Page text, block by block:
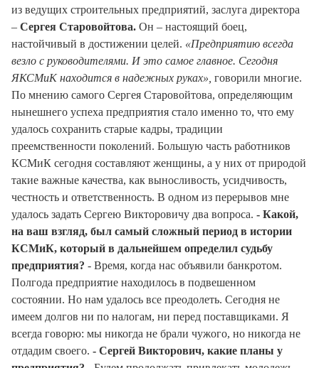
из ведущих строительных предприятий, заслуга директора
– Сергея Старовойтова. Он – настоящий боец,
настойчивый в достижении целей. «Предприятию всегда
везло с руководителями. И это самое главное. Сегодня
ЯКСМиК находится в надежных руках», говорили многие.
По мнению самого Сергея Старовойтова, определяющим
нынешнего успеха предприятия стало именно то, что ему
удалось сохранить старые кадры, традиции
преемственности поколений. Большую часть работников
КСМиК сегодня составляют женщины, а у них от природой
такие важные качества, как выносливость, усидчивость,
честность и ответственность. В одном из перерывов мне
удалось задать Сергею Викторовичу два вопроса. - Какой,
на ваш взгляд, был самый сложный период в истории
КСМиК, который в дальнейшем определил судьбу
предприятия? - Время, когда нас объявили банкротом.
Полгода предприятие находилось в подвешенном
состоянии. Но нам удалось все преодолеть. Сегодня не
имеем долгов ни по налогам, ни перед поставщиками. Я
всегда говорю: мы никогда не брали чужого, но никогда не
отдадим своего. - Сергей Викторович, какие планы у